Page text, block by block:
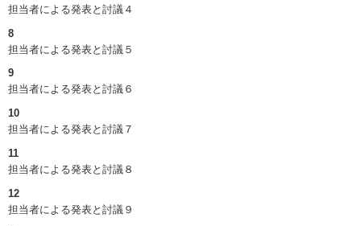
担当者による発表と討議４
8
担当者による発表と討議５
9
担当者による発表と討議６
10
担当者による発表と討議７
11
担当者による発表と討議８
12
担当者による発表と討議９